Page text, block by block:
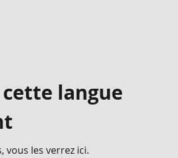
langue
vous les verrez ici.